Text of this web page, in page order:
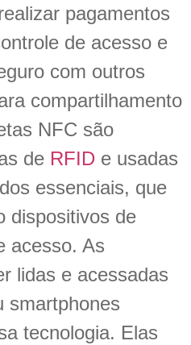
pagamentos
de acesso e
com outros
compartilhamento
NFC são
de RFID e usadas
essenciais, que
dispositivos de
acesso. As
lidas e acessadas
smartphones
tecnologia. Elas